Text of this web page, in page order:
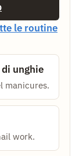
le routine
unghie
manicures.
work.